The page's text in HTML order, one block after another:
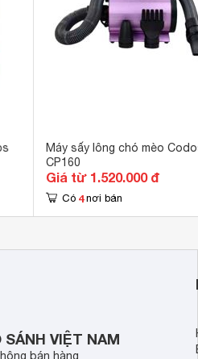
Máy sấy lông chó mèo
CP160
Giá từ 1.520.000 đ
Có 4 nơi bán
VIỆT NAM
bán hàng